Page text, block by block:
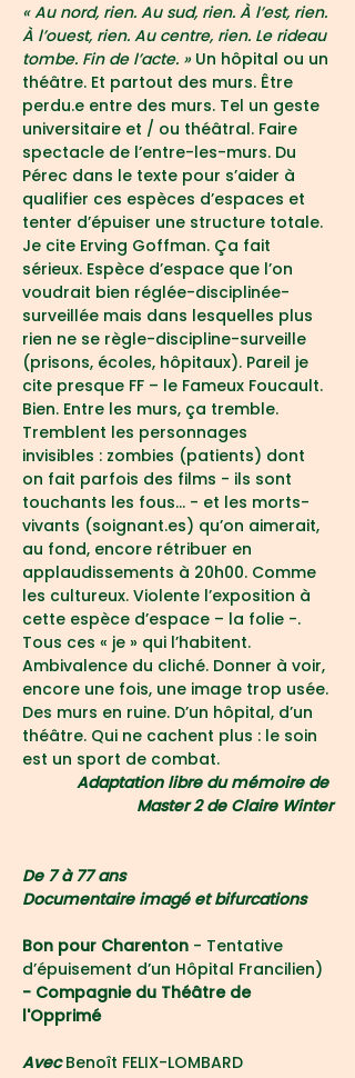
« Au nord, rien. Au sud, rien. À l’est, rien.
À l’ouest, rien. Au centre, rien. Le rideau
tombe. Fin de l’acte. » Un hôpital ou un
théâtre. Et partout des murs. Être
perdu.e entre des murs. Tel un geste
universitaire et / ou théâtral. Faire
spectacle de l’entre-les-murs. Du
Pérec dans le texte pour s’aider à
qualifier ces espèces d’espaces et
tenter d’épuiser une structure totale.
Je cite Erving Goffman. Ça fait
sérieux. Espèce d’espace que l’on
voudrait bien réglée-disciplinée-
surveillée mais dans lesquelles plus
rien ne se règle-discipline-surveille
(prisons, écoles, hôpitaux). Pareil je
cite presque FF – le Fameux Foucault.
Bien. Entre les murs, ça tremble.
Tremblent les personnages
invisibles : zombies (patients) dont
on fait parfois des films - ils sont
touchants les fous… - et les morts-
vivants (soignant.es) qu’on aimerait,
au fond, encore rétribuer en
applaudissements à 20h00. Comme
les cultureux. Violente l’exposition à
cette espèce d’espace – la folie -.
Tous ces « je » qui l’habitent.
Ambivalence du cliché. Donner à voir,
encore une fois, une image trop usée.
Des murs en ruine. D’un hôpital, d’un
théâtre. Qui ne cachent plus : le soin
est un sport de combat.
Adaptation libre du mémoire de
Master 2 de Claire Winter
De 7 à 77 ans
Documentaire imagé et bifurcations
Bon pour Charenton - Tentative
d’épuisement d’un Hôpital Francilien)
- Compagnie du Théâtre de
l'Opprimé
Avec Benoît FELIX-LOMBARD